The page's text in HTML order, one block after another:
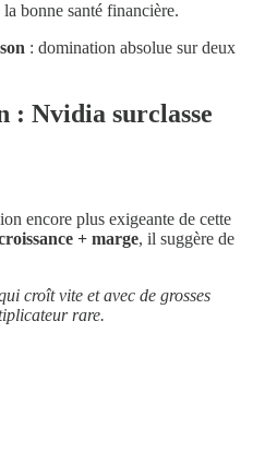
bonne santé financière.
: domination absolue sur deux
: Nvidia surclasse
encore plus exigeante de cette
+ marge, il suggère de
croît vite et avec de grosses
rare.